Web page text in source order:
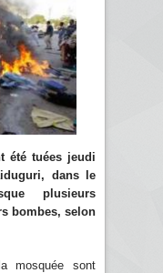
été tuées jeudi
dans le
plusieurs
bombes, selon
mosquée sont